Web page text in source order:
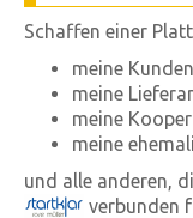
Schaffen einer
meine Kunden
meine
meine
meine
und alle anderen,
verbunden